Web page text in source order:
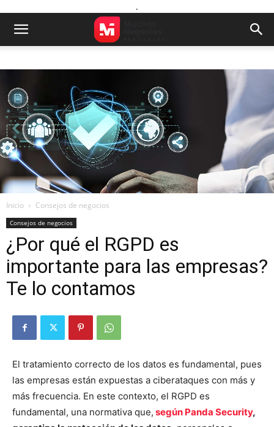
.
Inicio Consejos de negocios
Consejos de negocios
¿Por qué el RGPD es
importante para las empresas?
Te lo contamos
El tratamiento correcto de los datos es fundamental, pues
las empresas están expuestas a ciberataques con más y
más frecuencia. En este contexto, el RGPD es
fundamental, una normativa que, según Panda Security,